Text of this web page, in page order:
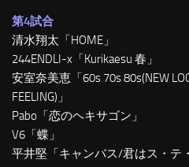
第4試合
清水翔太「HOME」
244ENDLI-x「Kurikaesu 春」
安室奈美恵「60s 70s 80s(NEW
FEELING)」
Pabo「恋のヘキサゴン」
V6「蝶」
平井堅「キャンバス/君はス・テ